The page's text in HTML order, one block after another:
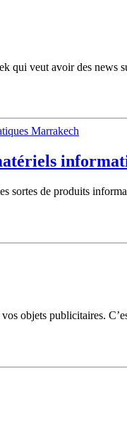
qui veut avoir des news
sortes de produits
objets publicitaires.